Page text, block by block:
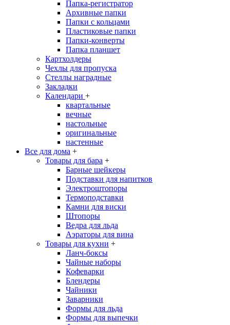
Папка-регистратор
Архивные папки
Папки с кольцами
Пластиковые папки
Папки-конверты
Папка планшет
Картхолдеры
Чехлы для пропуска
Стеллы наградные
Закладки
Календари +
квартальные
вечные
настольные
оригинальные
настенные
Все для дома +
Товары для бара +
Барные шейкеры
Подставки для напитков
Электроштопоры
Термоподставки
Камни для виски
Штопоры
Ведра для льда
Аэраторы для вина
Товары для кухни +
Ланч-боксы
Чайные наборы
Кофеварки
Блендеры
Чайники
Заварники
Формы для льда
Формы для выпечки